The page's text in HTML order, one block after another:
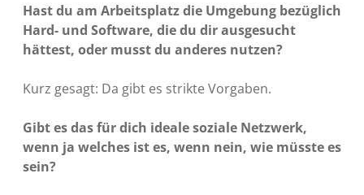
Hast du am Arbeitsplatz die Umgebung bezüglich
Hard- und Software, die du dir ausgesucht
hättest, oder musst du anderes nutzen?
Kurz gesagt: Da gibt es strikte Vorgaben.
Gibt es das für dich ideale soziale Netzwerk,
wenn ja welches ist es, wenn nein, wie müsste es
sein?